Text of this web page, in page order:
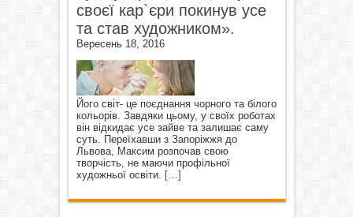
своєї кар`єри покинув усе
та став художником».
Вересень 18, 2016
Його світ- це поєднання чорного та білого
кольорів. Завдяки цьому, у своїх роботах
він відкидає усе зайве та залишає саму
суть. Переїхавши з Запоріжжя до
Львова, Максим розпочав свою
творчість, не маючи профільної
художньої освіти.
[…]